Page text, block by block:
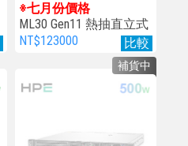
比較
※七月份價格
ML30 Gen11 熱抽直立式
伺服器
NT$123000
補貨中